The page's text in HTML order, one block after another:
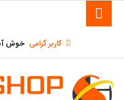
کاربر گرامی خوش